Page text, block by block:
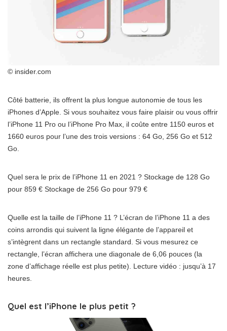
© insider.com
Côté batterie, ils offrent la plus longue autonomie de tous les
iPhones d’Apple. Si vous souhaitez vous faire plaisir ou vous offrir
l’iPhone 11 Pro ou l’iPhone Pro Max, il coûte entre 1150 euros et
1660 euros pour l’une des trois versions : 64 Go, 256 Go et 512
Go.
Quel sera le prix de l’iPhone 11 en 2021 ? Stockage de 128 Go
pour 859 € Stockage de 256 Go pour 979 €
Quelle est la taille de l’iPhone 11 ? L’écran de l’iPhone 11 a des
coins arrondis qui suivent la ligne élégante de l’appareil et
s’intègrent dans un rectangle standard. Si vous mesurez ce
rectangle, l’écran affichera une diagonale de 6,06 pouces (la
zone d’affichage réelle est plus petite). Lecture vidéo : jusqu’à 17
heures.
Quel est l’iPhone le plus petit ?